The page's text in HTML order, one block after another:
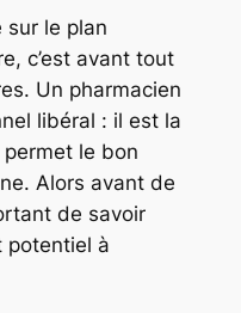
sur le plan
c’est avant tout
Un pharmacien
libéral : il est la
permet le bon
Alors avant de
de savoir
potentiel à